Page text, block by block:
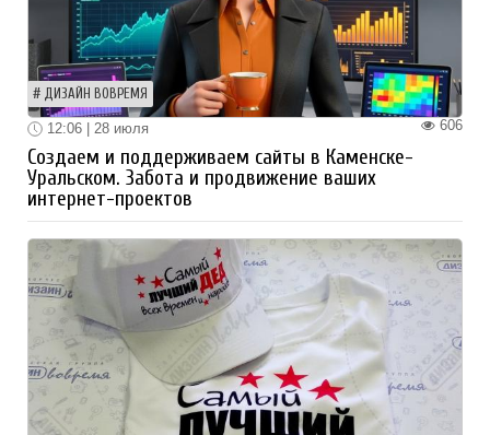
ДИЗАЙН ВОВРЕМЯ
606
12:06 | 28 июля
Создаем и поддерживаем сайты в Каменске-
Уральском. Забота и продвижение ваших
интернет-проектов